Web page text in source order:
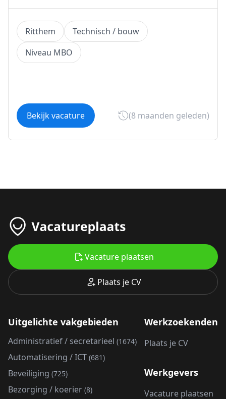
Ritthem
Technisch / bouw
Niveau MBO
Bekijk vacature (8 maanden geleden)
Plaats je CV
Vacature plaatsen
Uitgelichte vakgebieden
Administratief / secretarieel (1674)
Automatisering / ICT (681)
Beveiliging (725)
Bezorging / koerier (8)
Werkzoekenden
Plaats je CV
Werkgevers
Vacature plaatsen